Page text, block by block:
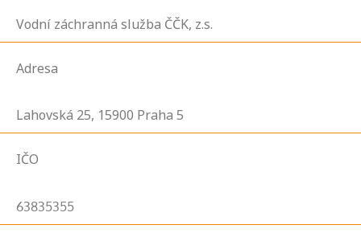
Vodní záchranná služba ČČK, z.s.
Adresa
Lahovská 25, 15900 Praha 5
IČO
63835355